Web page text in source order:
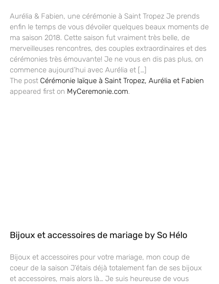
Aurélia & Fabien, une cérémonie à Saint Tropez Je prends
enfin le temps de vous dévoiler quelques beaux moments de
ma saison 2018. Cette saison fut vraiment très belle, de
merveilleuses rencontres, des couples extraordinaires et des
cérémonies très émouvante! Je ne vous en dis pas plus, on
commence aujourd’hui avec Aurélia et […]
The post Cérémonie laïque à Saint Tropez, Aurélia et Fabien
appeared first on MyCeremonie.com.
Bijoux et accessoires de mariage by So Hélo
Bijoux et accessoires pour votre mariage, mon coup de
coeur de la saison J’étais déjà totalement fan de ses bijoux
et accessoires, mais alors là… Je suis heureuse de vous